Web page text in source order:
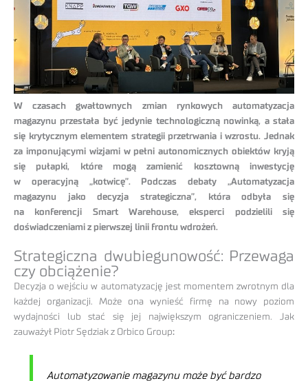
W czasach gwałtownych zmian rynkowych automatyzacja
magazynu przestała być jedynie technologiczną nowinką, a stała
się krytycznym elementem strategii przetrwania i wzrostu. Jednak
za imponującymi wizjami w pełni autonomicznych obiektów kryją
się pułapki, które mogą zamienić kosztowną inwestycję
w operacyjną „kotwicę”. Podczas debaty „Automatyzacja
magazynu jako decyzja strategiczna”, która odbyła się
na konferencji Smart Warehouse, eksperci podzielili się
doświadczeniami z pierwszej linii frontu wdrożeń.
Strategiczna dwubiegunowość: Przewaga
czy obciążenie?
Decyzja o wejściu w automatyzację jest momentem zwrotnym dla
każdej organizacji. Może ona wynieść firmę na nowy poziom
wydajności lub stać się jej największym ograniczeniem. Jak
zauważył Piotr Sędziak z Orbico Group:
Automatyzowanie magazynu może być bardzo